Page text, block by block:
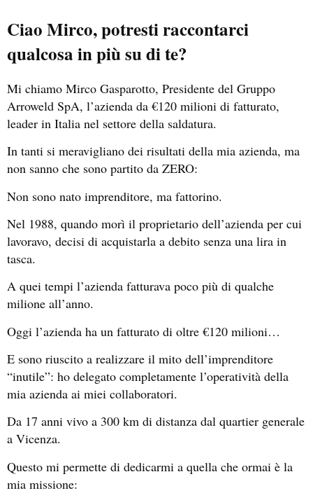
Ciao Mirco, potresti raccontarci
qualcosa in più su di te?
Mi chiamo Mirco Gasparotto, Presidente del Gruppo
Arroweld SpA, l’azienda da €120 milioni di fatturato,
leader in Italia nel settore della saldatura.
In tanti si meravigliano dei risultati della mia azienda, ma
non sanno che sono partito da ZERO:
Non sono nato imprenditore, ma fattorino.
Nel 1988, quando morì il proprietario dell’azienda per cui
lavoravo, decisi di acquistarla a debito senza una lira in
tasca.
A quei tempi l’azienda fatturava poco più di qualche
milione all’anno.
Oggi l’azienda ha un fatturato di oltre €120 milioni…
E sono riuscito a realizzare il mito dell’imprenditore
“inutile”: ho delegato completamente l’operatività della
mia azienda ai miei collaboratori.
Da 17 anni vivo a 300 km di distanza dal quartier generale
a Vicenza.
Questo mi permette di dedicarmi a quella che ormai è la
mia missione: